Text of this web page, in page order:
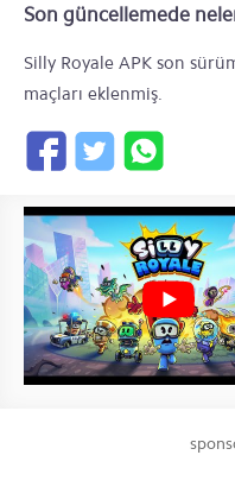
Son güncellemede
Silly Royale APK son
maçları eklenmiş.